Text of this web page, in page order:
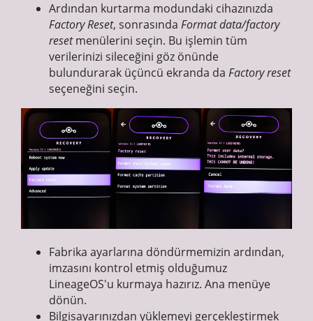
Ardından kurtarma modundaki cihazınızda
Factory Reset, sonrasında Format data/factory
resetmenülerini seçin. Bu işlemin tüm
verilerinizi sileceğini göz önünde
bulundurarak üçüncü ekranda da Factory reset
seçeneğini seçin.
Fabrika ayarlarına döndürmemizin ardından,
imzasını kontrol etmiş olduğumuz
LineageOS'u kurmaya hazırız. Ana menüye
dönün.
Bilgisayarınızdan yüklemeyi gerçekleştirmek